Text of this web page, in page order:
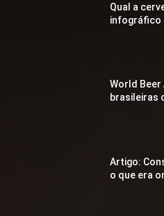
Qual a
infográfico
World Beer
brasileiras
Artigo:
o que era